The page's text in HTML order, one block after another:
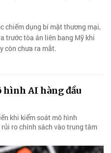
chiếm dụng bí mật thương mại,
trước tòa án liên bang Mỹ khi
còn chưa ra mắt.
hình AI hàng đầu
khi kiểm soát mô hình
ro chính sách vào trung tâm